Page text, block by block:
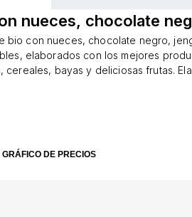
nueces, chocolate
bio con nueces, chocolate negro,
elaborados con los mejores
cereales, bayas y deliciosas frutas.
Conservar en lugar fresco/seco.
GRÁFICO DE PRECIOS